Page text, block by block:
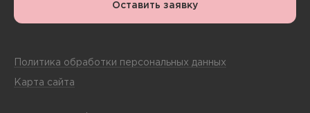
Оставить заявку
Политика обработки персональных данных
Карта сайта